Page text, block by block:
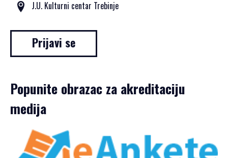
ENGLISH
J.U. Kulturni centar Trebinje
Prijavi se
Popunite obrazac za akreditaciju
medija